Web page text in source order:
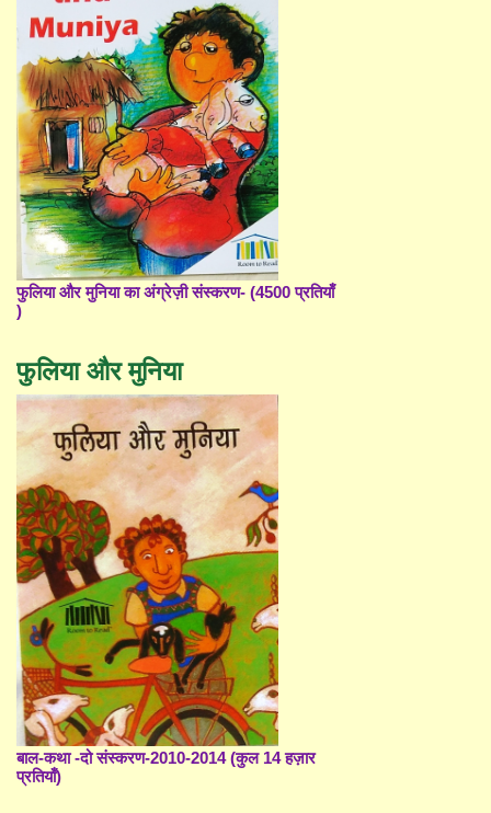
फुलिया और मुनिया का अंग्रेज़ी संस्करण- (4500 प्रतियाँ
)
फुलिया और मुनिया
बाल-कथा -दो संस्करण-2010-2014 (कुल 14 हज़ार
प्रतियाँ)